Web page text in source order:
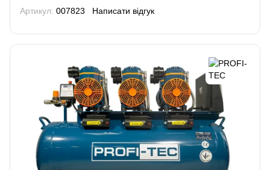
Артикул: 007823 Написати відгук